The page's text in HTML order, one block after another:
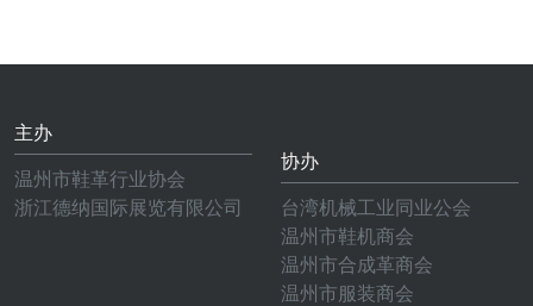
主办
温州市鞋革行业协会
浙江德纳国际展览有限公司
协办
台湾机械工业同业公会
温州市鞋机商会
温州市合成革商会
温州市服装商会